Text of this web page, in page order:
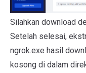
Silahkan download
Setelah selesai,
ngrok.exe hasil
kosong di dalam